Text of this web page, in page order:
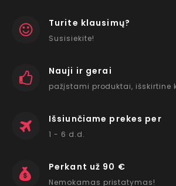
Turite klausimų?
Susisiekite!
Nauji ir gerai
pažįstami produktai, išskirtine
Išsiunčiame prekes per
1 - 6 d.d.
Perkant už 90 €
Nemokamas pristatymas!